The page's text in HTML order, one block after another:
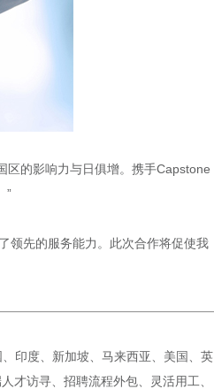
区的影响力与日俱增。携手Capstone
”
领先的服务能力。此次合作将促使我
印度、新加坡、马来西亚、美国、英
才访寻、招聘流程外包、灵活用工、